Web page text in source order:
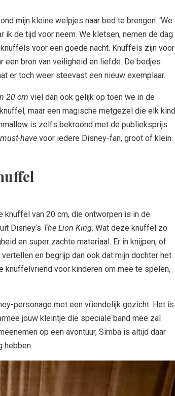
mijn kleine welpjes naar bed te brengen. ‘We
ik de tijd voor neem. We kletsen, nemen de dag
voor een goede nacht. Knuffels zijn voor
een bron van veiligheid en liefde. De bedjes
er toch weer steevast een nieuw exemplaar.
20 cm viel dan ook gelijk op toen we in de
maar een magische metgezel die elk kind
is zelfs bekroond met de publieksprijs
must-have voor iedere Disney-fan, groot of klein.
knuffel van 20 cm, die ontworpen is in de
Disney’s The Lion King. Wat deze knuffel zo
en super zachte materiaal. Er in knijpen, of
en begrijp dan ook dat mijn dochter het
knuffelvriend voor kinderen om mee te spelen,
personage met een vriendelijk gezicht. Het is
jouw kleintje die speciale band mee zal
op een avontuur, Simba is altijd daar
hebben.